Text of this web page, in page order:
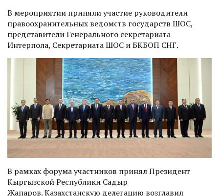
В мероприятии приняли участие руководители
правоохранительных ведомств государств ШОС,
представители Генерального секретариата
Интерпола, Секретариата ШОС и БКБОП СНГ.
В рамках форума участников принял Президент
Кыргызской Республики Садыр
Жапаров. Казахстанскую делегацию возглавил